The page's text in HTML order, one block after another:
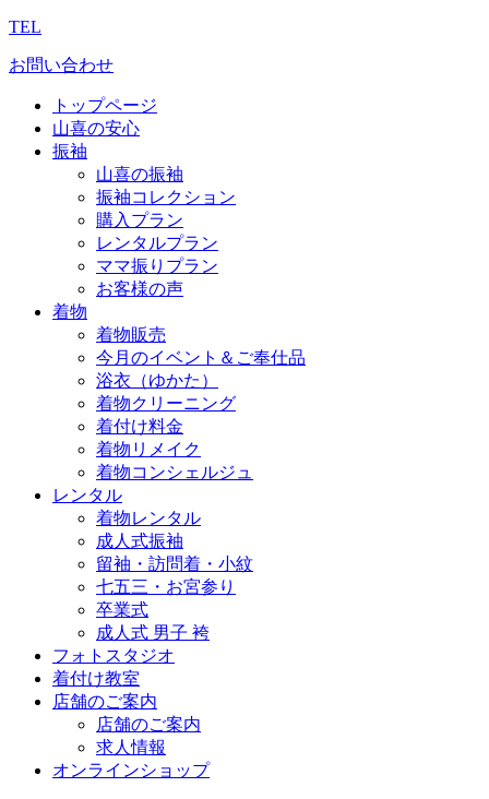
TEL
お問い合わせ
トップページ
山喜の安心
振袖
山喜の振袖
振袖コレクション
購入プラン
レンタルプラン
ママ振りプラン
お客様の声
着物
着物販売
今月のイベント＆ご奉仕品
浴衣（ゆかた）
着物クリーニング
着付け料金
着物リメイク
着物コンシェルジュ
レンタル
着物レンタル
成人式振袖
留袖・訪問着・小紋
七五三・お宮参り
卒業式
成人式 男子 袴
フォトスタジオ
着付け教室
店舗のご案内
店舗のご案内
求人情報
オンラインショップ